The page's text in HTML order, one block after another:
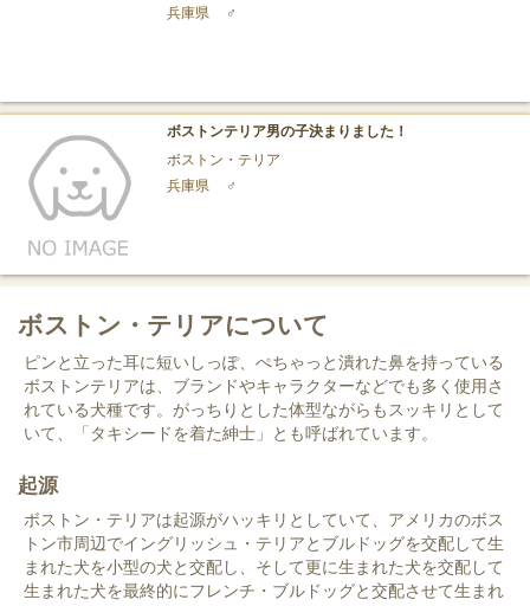
兵庫県
♂
ボストンテリア男の子決まりました！
ボストン・テリア
兵庫県
♂
ボストン・テリアについて
ピンと立った耳に短いしっぽ、ぺちゃっと潰れた鼻を持っている
ボストンテリアは、ブランドやキャラクターなどでも多く使用さ
れている犬種です。がっちりとした体型ながらもスッキリとして
いて、「タキシードを着た紳士」とも呼ばれています。
起源
ボストン・テリアは起源がハッキリとしていて、アメリカのボス
トン市周辺でイングリッシュ・テリアとブルドッグを交配して生
まれた犬を小型の犬と交配し、そして更に生まれた犬を交配して
生まれた犬を最終的にフレンチ・ブルドッグと交配させて生まれ